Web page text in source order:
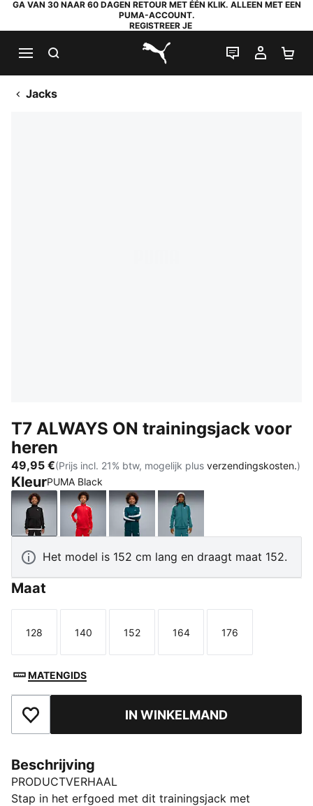
GA VAN 30 NAAR 60 DAGEN RETOUR MET ÉÉN KLIK. ALLEEN MET EEN
PUMA-ACCOUNT.
REGISTREER JE
PUMA.com
LIVE CHAT
MIJN
Jacks
T7 ALWAYS ON trainingsjack voor
heren
49,95 €(Prijs incl. 21% btw, mogelijk plus verzendingskosten.)
KleurPUMA Black
PUMA BlackFor All Time RedMidnight PetrolEmerald Ice
Het model is 152 cm lang en draagt maat 152.
Maat
Maat
128
Maat
140
Maat
152
Maat
164
Maat
176
MATENGIDS
Toegevoegd aan favorietenIN WINKELMAND
Beschrijving
PRODUCTVERHAAL
Stap in het erfgoed met dit trainingsjack met